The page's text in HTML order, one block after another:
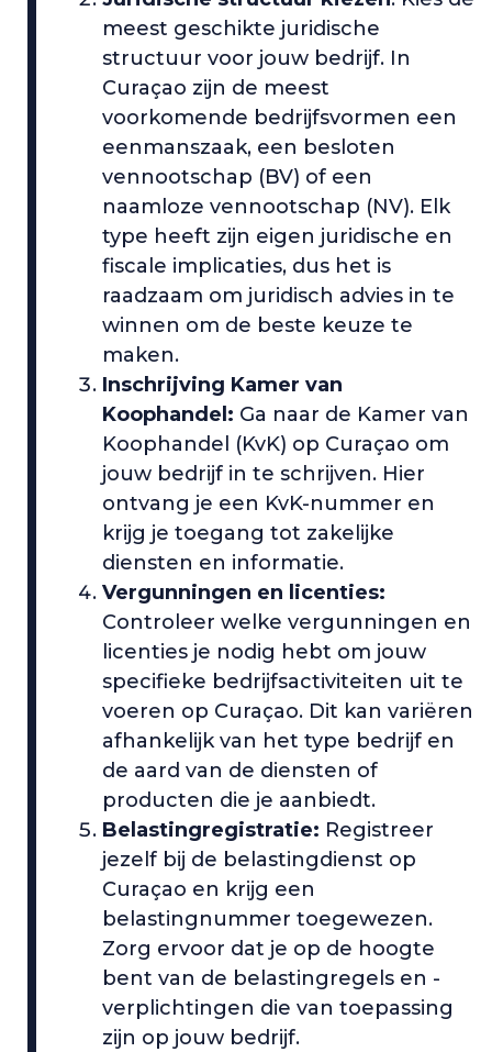
meest geschikte juridische
structuur voor jouw bedrijf. In
Curaçao zijn de meest
voorkomende bedrijfsvormen een
eenmanszaak, een besloten
vennootschap (BV) of een
naamloze vennootschap (NV). Elk
type heeft zijn eigen juridische en
fiscale implicaties, dus het is
raadzaam om juridisch advies in te
winnen om de beste keuze te
maken.
Inschrijving Kamer van
Koophandel: Ga naar de Kamer van
Koophandel (KvK) op Curaçao om
jouw bedrijf in te schrijven. Hier
ontvang je een KvK-nummer en
krijg je toegang tot zakelijke
diensten en informatie.
Vergunningen en licenties:
Controleer welke vergunningen en
licenties je nodig hebt om jouw
specifieke bedrijfsactiviteiten uit te
voeren op Curaçao. Dit kan variëren
afhankelijk van het type bedrijf en
de aard van de diensten of
producten die je aanbiedt.
Belastingregistratie: Registreer
jezelf bij de belastingdienst op
Curaçao en krijg een
belastingnummer toegewezen.
Zorg ervoor dat je op de hoogte
bent van de belastingregels en -
verplichtingen die van toepassing
zijn op jouw bedrijf.